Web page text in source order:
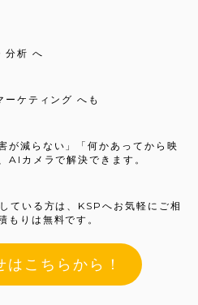
分析 へ
ケティング へも
が減らない」「何かあってから映
AIカメラで解決できます。
ている方は、KSPへお気軽にご相
もりは無料です。
はこちらから！